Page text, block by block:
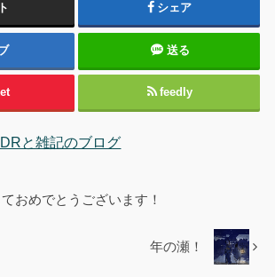
シェア
送る
feedly
と雑記のブログ
おめでとうございます！
年の瀬！